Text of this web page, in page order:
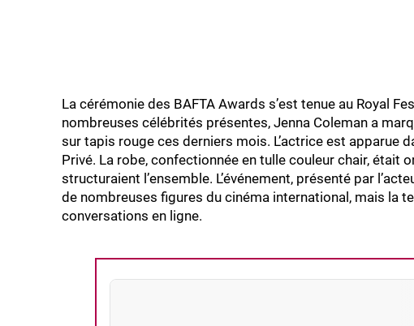
La cérémonie des BAFTA Awards s’est tenue au Royal
nombreuses célébrités présentes, Jenna Coleman a
sur tapis rouge ces derniers mois. L’actrice est apparue
Privé. La robe, confectionnée en tulle couleur chair, était
structuraient l’ensemble. L’événement, présenté par
de nombreuses figures du cinéma international, mais la
conversations en ligne.